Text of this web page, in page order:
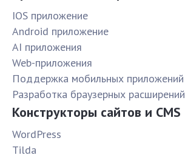
IOS приложение
Android приложение
AI приложения
Web-приложения
Поддержка мобильных приложений
Разработка браузерных расширений
Конструкторы сайтов и CMS
WordPress
Tilda